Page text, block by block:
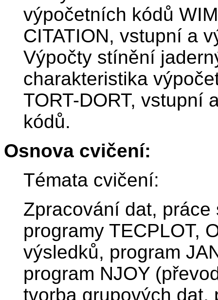
výpočetních kódů
CITATION, vstupní a
Výpočty stínění
charakteristika
TORT-DORT, vstupní
kódů.
Osnova cvičení:
Témata cvičení:
Zpracování dat,
programy TECPLOT,
výsledků, program
program NJOY
tvorba grupových dat,